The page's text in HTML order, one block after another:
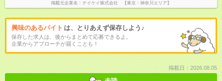
掲載元企業名 テイケイ株式会社 【東京・神奈川エリア】
興味のあるバイト は、とりあえず保存しよう♪
保存した求人は、後からまとめて応募できるよ。
企業からアプローチが届くことも！
掲載日：2026.08.05